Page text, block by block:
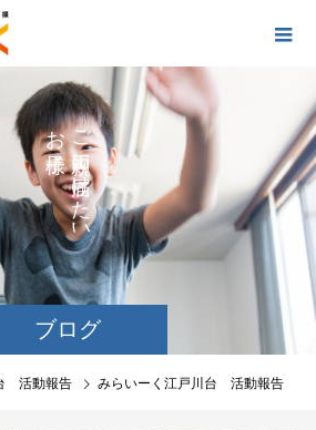
ブログ
ご
に
け
た
い
お
の
の
活動報告 みらいーく江戸川台 活動報告